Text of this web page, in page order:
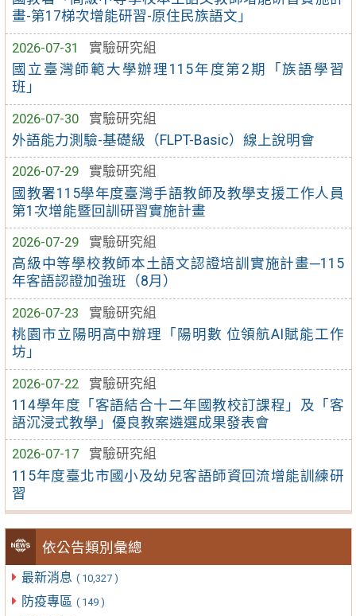
畫-第17梯次增能研習-原住民族語文」
2026-07-31
實驗研究組
國立臺灣師範大學辦理115年度第2期「族語學習
班」
2026-07-30
實驗研究組
外語能力測驗-基礎級（FLPT-Basic）線上說明會
2026-07-29
實驗研究組
國教署115學年度臺灣手語教師及教學支援工作人員
第1次增能暨回訓研習實施計畫
2026-07-29
實驗研究組
高級中等學校教師本土語文認證培訓實施計畫─115
年客語認證加強班（8月）
2026-07-23
實驗研究組
桃園市立陽明高中辦理「陽明數 位領航AI賦能工作
坊」
2026-07-22
實驗研究組
114學年度「客語結合十二年國教校訂課程」及「客
語沉浸式教學」優良教案遴選成果發表會
2026-07-17
實驗研究組
115年度臺北市國小及幼兒客語師資回流增能訓練研
習
依公告類別彙總
最新消息 ( 10,327 )
防疫專區 ( 149 )